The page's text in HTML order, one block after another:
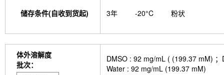
储存条件(自收到货起) 3年 -20°C 粉状
体外溶解度
批次：
DMSO : 92 mg/mL ( (199.37 mM)
Water : 92 mg/mL (199.37 mM)